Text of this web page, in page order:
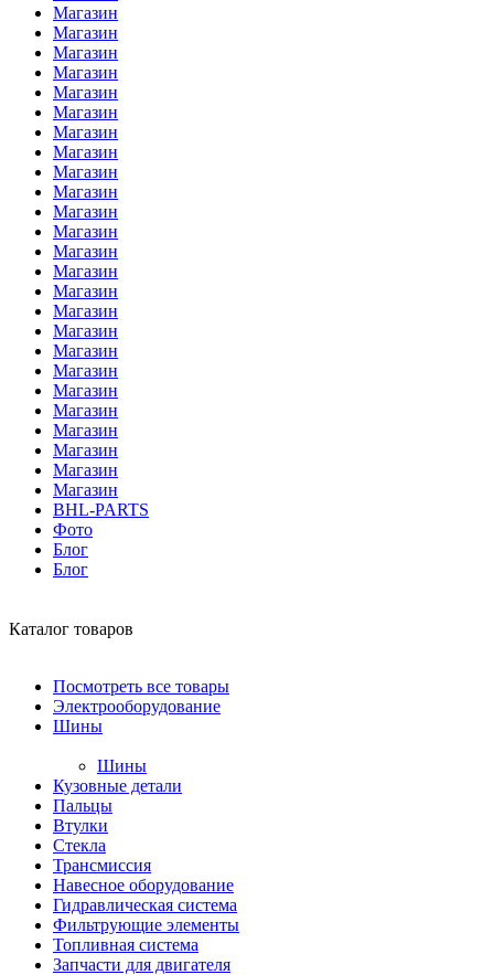
Магазин
Магазин
Магазин
Магазин
Магазин
Магазин
Магазин
Магазин
Магазин
Магазин
Магазин
Магазин
Магазин
Магазин
Магазин
Магазин
Магазин
Магазин
Магазин
Магазин
Магазин
Магазин
Магазин
Магазин
Магазин
BHL-PARTS
Фото
Блог
Блог
Каталог товаров
Посмотреть все товары
Электрооборудование
Шины
Шины
Кузовные детали
Пальцы
Втулки
Стекла
Трансмиссия
Навесное оборудование
Гидравлическая система
Фильтрующие элементы
Топливная система
Запчасти для двигателя